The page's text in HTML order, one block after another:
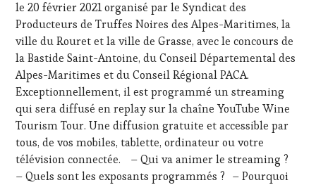
TASTING,
LIVE
STREAMING,
MÉDIAS,
PRESSE
ÉCRITE,
RADIO,
WEB,
OENOTOURISME ,
PARTENAIRES
VIN
TOURISME,
le 20 février 2021 organisé par le Syndicat des
Producteurs de Truffes Noires des Alpes-Maritimes, la
ville du Rouret et la ville de Grasse, avec le concours de
la Bastide Saint-Antoine, du Conseil Départemental des
Alpes-Maritimes et du Conseil Régional PACA.
Exceptionnellement, il est programmé un streaming
qui sera diffusé en replay sur la chaîne YouTube Wine
Tourism Tour. Une diffusion gratuite et accessible par
tous, de vos mobiles, tablette, ordinateur ou votre
télévision connectée. – Qui va animer le streaming ?
– Quels sont les exposants programmés ? – Pourquoi